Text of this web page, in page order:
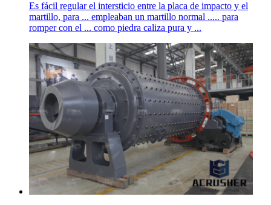
Es fácil regular el intersticio entre la placa de impacto y el
martillo, para ... empleaban un martillo normal ..... para
romper con el ... como piedra caliza pura y ...